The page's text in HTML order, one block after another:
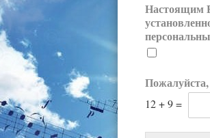
Настоящим
12+9=